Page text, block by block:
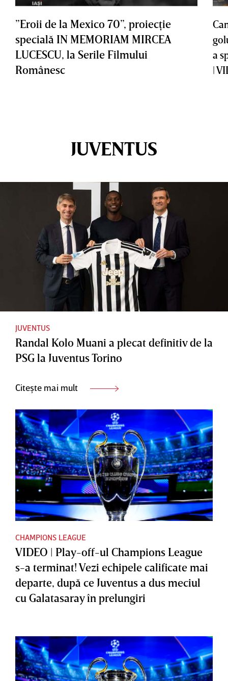
”Eroii de la Mexico 70”, proiecţie
specială IN MEMORIAM MIRCEA
LUCESCU, la Serile Filmului
Românesc
a
|
JUVENTUS
JUVENTUS
Randal Kolo Muani a plecat definitiv de la
PSG la Juventus Torino
Citește mai mult
CHAMPIONS LEAGUE
VIDEO | Play-off-ul Champions League
s-a terminat! Vezi echipele calificate mai
departe, după ce Juventus a dus meciul
cu Galatasaray în prelungiri